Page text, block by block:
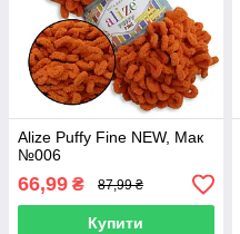
Alize Puffy Fine NEW, Мак
№006
66,99 ₴ 87,99 ₴
Купити